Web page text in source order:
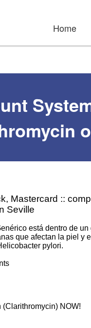
Home
Mastercard ::
Seville
está dentro de
que afectan la piel y
pylori.
NOW!